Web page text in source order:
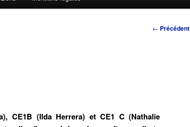
Navigation
← Précédent
CE1B (Ilda Herrera) et CE1 C (Nathalie